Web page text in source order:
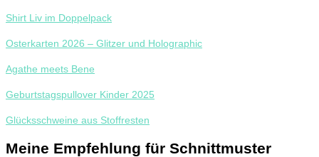
Shirt Liv im Doppelpack
Osterkarten 2026 – Glitzer und Holographic
Agathe meets Bene
Geburtstagspullover Kinder 2025
Glücksschweine aus Stoffresten
Meine Empfehlung für Schnittmuster